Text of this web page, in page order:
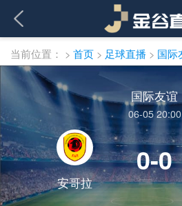
当前位置： > 首页 > 足球直播 >
国际友谊
06-05 20:00
安哥拉
0-0